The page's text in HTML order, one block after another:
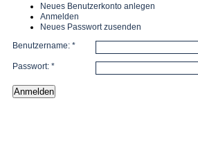
Neues Benutzerkonto anlegen
Anmelden
Neues Passwort zusenden
Benutzername: *
Passwort: *